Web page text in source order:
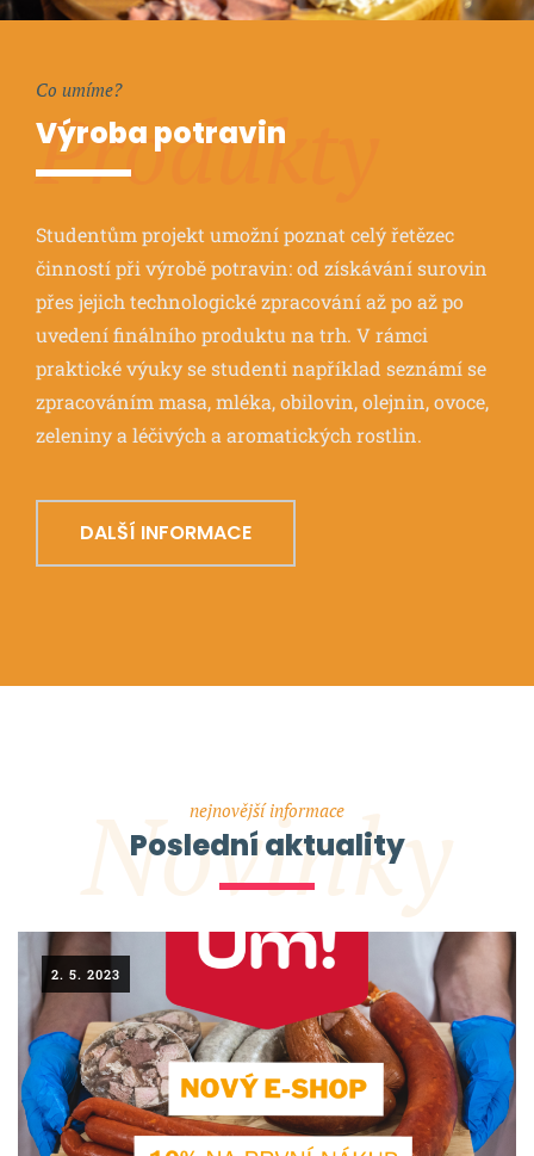
Produkty
Co umíme?
Výroba potravin
Studentům projekt umožní poznat celý řetězec
činností při výrobě potravin: od získávání surovin
přes jejich technologické zpracování až po až po
uvedení finálního produktu na trh. V rámci
praktické výuky se studenti například seznámí se
zpracováním masa, mléka, obilovin, olejnin, ovoce,
zeleniny a léčivých a aromatických rostlin.
DALŠÍ INFORMACE
Novinky
nejnovější informace
Poslední aktuality
2. 5. 2023